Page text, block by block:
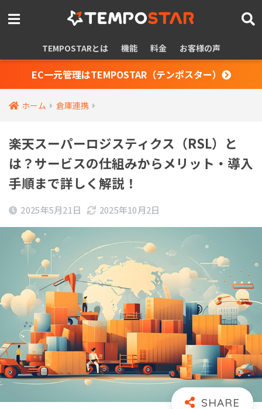
TEMPOSTARとは 機能 料金 お客様の声
EC一元管理はTEMPOSTAR（テンポスター）
ホーム 倉庫連携
楽天スーパーロジスティクス（RSL）と
は？サービスの仕組みからメリット・導入
手順まで詳しく解説！
2025年5月21日 2025年10月2日